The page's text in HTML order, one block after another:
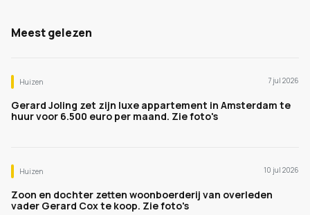
Meest gelezen
Huizen 7 jul 2026
Gerard Joling zet zijn luxe appartement in Amsterdam te
huur voor 6.500 euro per maand. Zie foto's
Huizen 10 jul 2026
Zoon en dochter zetten woonboerderij van overleden
vader Gerard Cox te koop. Zie foto's